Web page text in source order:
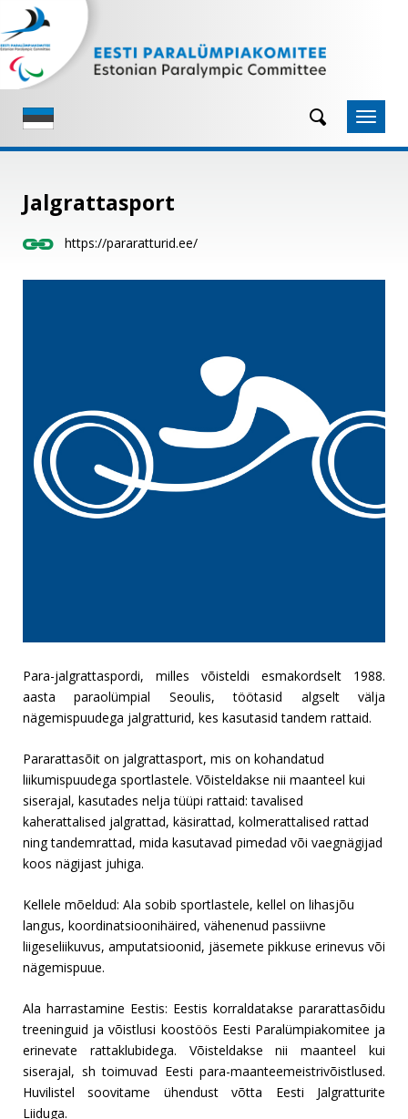
Navigeeri sisusse

Jalgrattasport
 https://pararatturid.ee/
Para-jalgrattaspordi, milles võisteldi esmakordselt 1988.
aasta paraolümpial Seoulis, töötasid algselt välja
nägemispuudega jalgratturid, kes kasutasid tandem rattaid.
Pararattasõit on jalgrattasport, mis on kohandatud
liikumispuudega sportlastele. Võisteldakse nii maanteel kui
siserajal, kasutades nelja tüüpi rattaid: tavalised
kaherattalised jalgrattad, käsirattad, kolmerattalised rattad
ning tandemrattad, mida kasutavad pimedad või vaegnägijad
koos nägijast juhiga.
Kellele mõeldud: Ala sobib sportlastele, kellel on lihasjõu
langus, koordinatsioonihäired, vähenenud passiivne
liigeseliikuvus, amputatsioonid, jäsemete pikkuse erinevus või
nägemispuue.
Ala harrastamine Eestis: Eestis korraldatakse pararattasõidu
treeninguid ja võistlusi koostöös Eesti Paralümpiakomitee ja
erinevate rattaklubidega. Võisteldakse nii maanteel kui
siserajal, sh toimuvad Eesti para-maanteemeistrivõistlused.
Huvilistel soovitame ühendust võtta Eesti Jalgratturite
Liiduga.